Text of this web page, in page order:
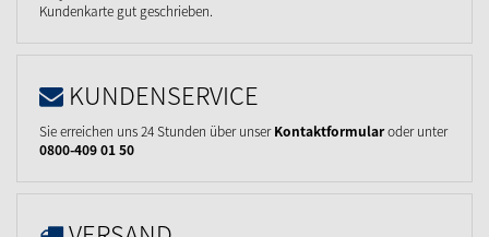
Kundenkarte gut geschrieben.
KUNDENSERVICE
Sie erreichen uns 24 Stunden über unserKontaktformularoder unter
0800-409 01 50